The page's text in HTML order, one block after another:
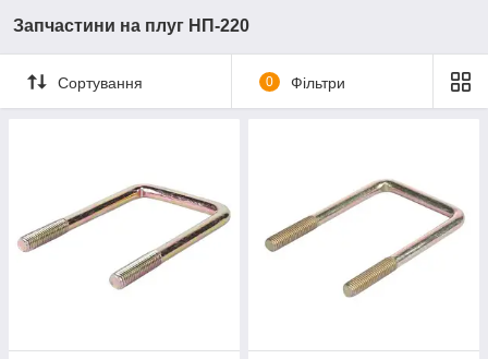
Запчастини на плуг НП-220
Сортування 0 Фільтри